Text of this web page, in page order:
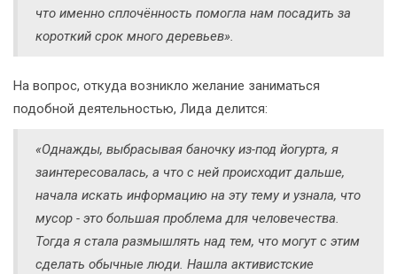
что именно сплочённость помогла нам посадить за
короткий срок много деревьев».
На вопрос, откуда возникло желание заниматься
подобной деятельностью, Лида делится:
«Однажды, выбрасывая баночку из-под йогурта, я
заинтересовалась, а что с ней происходит дальше,
начала искать информацию на эту тему и узнала, что
мусор - это большая проблема для человечества.
Тогда я стала размышлять над тем, что могут с этим
сделать обычные люди. Нашла активистские